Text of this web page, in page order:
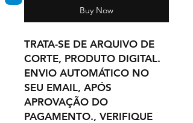
Buy Now
TRATA-SE DE ARQUIVO DE
CORTE, PRODUTO DIGITAL.
ENVIO AUTOMÁTICO NO
SEU EMAIL, APÓS
APROVAÇÃO DO
PAGAMENTO., VERIFIQUE